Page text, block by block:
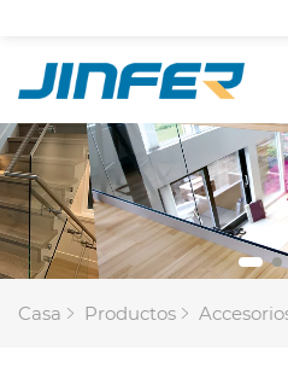
Casa Productos